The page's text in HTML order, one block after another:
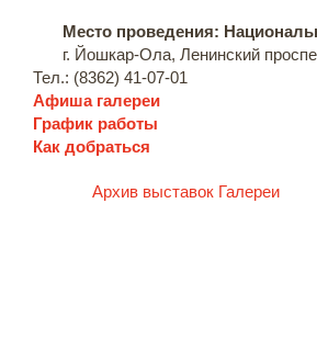
Место проведения:
г. Йошкар-Ола, Ленинский
Тел.: (8362) 41-07-01
Афиша галереи
График работы
Как добраться
Архив выставок Галереи